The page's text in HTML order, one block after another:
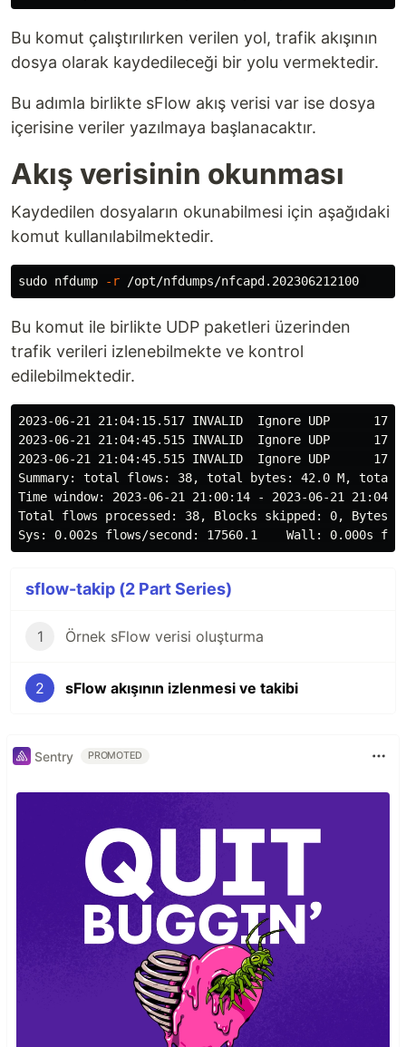
Bu komut çalıştırılırken verilen yol, trafik akışının
dosya olarak kaydedileceği bir yolu vermektedir.
Bu adımla birlikte sFlow akış verisi var ise dosya
içerisine veriler yazılmaya başlanacaktır.
Akış verisinin okunması
Kaydedilen dosyaların okunabilmesi için aşağıdaki
komut kullanılabilmektedir.
sudo nfdump -r
Bu komut ile birlikte UDP paketleri üzerinden
trafik verileri izlenebilmekte ve kontrol
edilebilmektedir.
2023-06-21 21:04:15.517 INVALID  Ignore UDP
2023-06-21 21:04:45.515 INVALID  Ignore UDP
2023-06-21 21:04:45.515 INVALID  Ignore UDP
Summary: total flows: 38, total bytes: 42.0 M, total
Time window: 2023-06-21 21:00:14 - 2023-06-21
Total flows processed: 38, Blocks skipped: 0, Bytes
sflow-takip (2 Part Series)
1 Örnek sFlow verisi oluşturma
2 sFlow akışının izlenmesi ve takibi
Sentry PROMOTED